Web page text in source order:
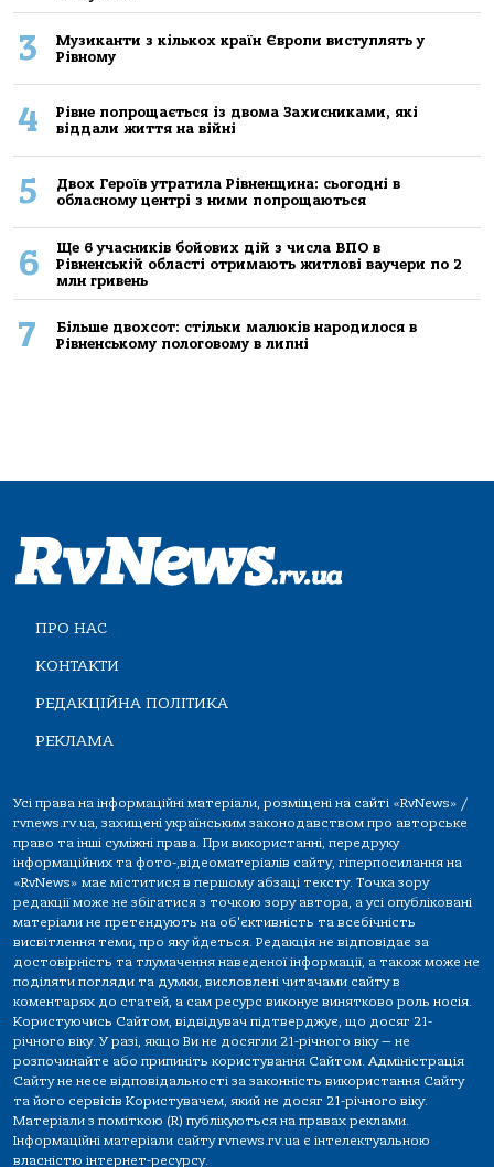
3
Музиканти з кількох країн Європи виступлять у
Рівному
4
Рівне попрощається із двома Захисниками, які
віддали життя на війні
5
Двох Героїв утратила Рівненщина: сьогодні в
обласному центрі з ними попрощаються
6
Ще 6 учасників бойових дій з числа ВПО в
Рівненській області отримають житлові ваучери по 2
млн гривень
7
Більше двохсот: стільки малюків народилося в
Рівненському пологовому в липні
ПРО НАС
КОНТАКТИ
РЕДАКЦІЙНА ПОЛІТИКА
РЕКЛАМА
Усі права на інформаційні матеріали, розміщені на сайті «RvNews» /
rvnews.rv.ua, захищені українським законодавством про авторське
право та інші суміжні права. При використанні, передруку
інформаційних та фото-,відеоматеріалів сайту, гіперпосилання на
«RvNews» має міститися в першому абзаці тексту. Точка зору
редакції може не збігатися з точкою зору автора, а усі опубліковані
матеріали не претендують на об'єктивність та всебічність
висвітлення теми, про яку йдеться. Редакція не відповідає за
достовірність та тлумачення наведеної інформації, а також може не
поділяти погляди та думки, висловлені читачами сайту в
коментарях до статей, а сам ресурс виконує винятково роль носія.
Користуючись Сайтом, відвідувач підтверджує, що досяг 21-
річного віку. У разі, якщо Ви не досягли 21-річного віку — не
розпочинайте або припиніть користування Сайтом. Адміністрація
Сайту не несе відповідальності за законність використання Сайту
та його сервісів Користувачем, який не досяг 21-річного віку.
Матеріали з поміткою (R) публікуються на правах реклами.
Інформаційні матеріали сайту rvnews.rv.ua є інтелектуальною
власністю інтернет-ресурсу.